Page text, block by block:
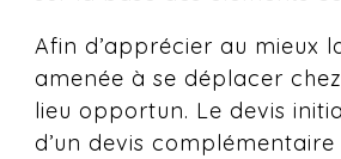
Afin d’apprécier au mieux
amenée à se déplacer
lieu opportun. Le devis
d’un devis